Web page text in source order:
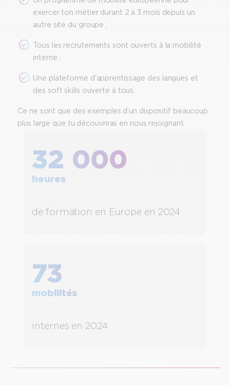
32 000
heures
de formation en Europe en 2024
73
mobilités
internes en 2024
exercer ton métier durant 2 à 3 mois depuis un
autre site du groupe ;
Tous les recrutements sont ouverts à la mobilité
interne ;
Une plateforme d’apprentissage des langues et
des soft skills ouverte à tous.
Ce ne sont que des exemples d’un dispositif beaucoup
plus large que tu découvriras en nous rejoignant.